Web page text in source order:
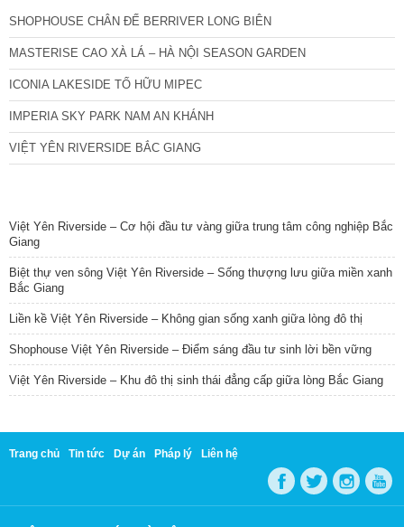
SHOPHOUSE CHÂN ĐẾ BERRIVER LONG BIÊN
MASTERISE CAO XÀ LÁ – HÀ NỘI SEASON GARDEN
ICONIA LAKESIDE TỐ HỮU MIPEC
IMPERIA SKY PARK NAM AN KHÁNH
VIỆT YÊN RIVERSIDE BẮC GIANG
Việt Yên Riverside – Cơ hội đầu tư vàng giữa trung tâm công nghiệp Bắc
Giang
Biệt thự ven sông Việt Yên Riverside – Sống thượng lưu giữa miền xanh
Bắc Giang
Liền kề Việt Yên Riverside – Không gian sống xanh giữa lòng đô thị
Shophouse Việt Yên Riverside – Điểm sáng đầu tư sinh lời bền vững
Việt Yên Riverside – Khu đô thị sinh thái đẳng cấp giữa lòng Bắc Giang
Trang chủ Tin tức Dự án Pháp lý Liên hệ